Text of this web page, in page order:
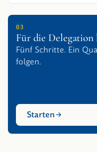
03
Für die Delegation
Fünf Schritte. Ein
folgen.
Starten